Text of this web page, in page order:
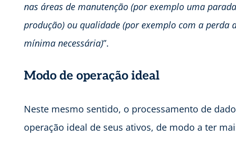
nas áreas de manutenção (por exemplo uma
produção) ou qualidade (por exemplo com a
mínima necessária)”.
Modo de operação ideal
Neste mesmo sentido, o processamento de
operação ideal de seus ativos, de modo a ter